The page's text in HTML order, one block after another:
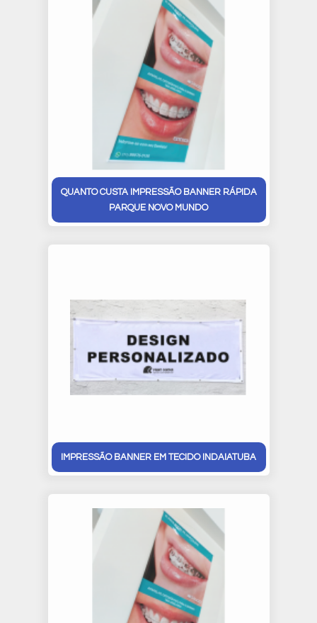
QUANTO CUSTA IMPRESSÃO BANNER RÁPIDA
PARQUE NOVO MUNDO
IMPRESSÃO BANNER EM TECIDO INDAIATUBA